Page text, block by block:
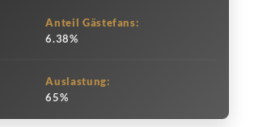
Anteil Gästefans:
6.38%
Auslastung:
65%